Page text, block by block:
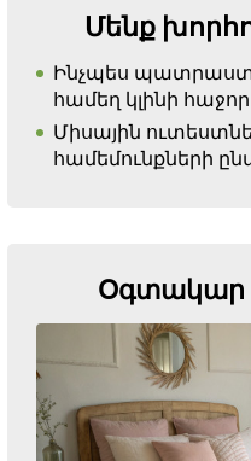
Մենք
Ինչպես
համեղ կլինի
Միսային
համեմունքների
Օգտակար